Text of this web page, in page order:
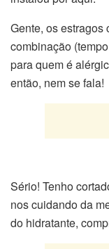
Gente, os estragos
combinação
para quem é
então, nem se fala!
Sério! Tenho
nos cuidando da
do hidratante,